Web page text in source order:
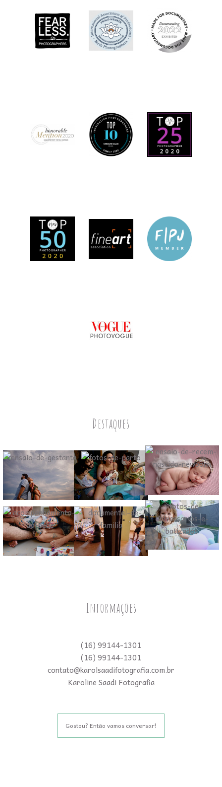
Destaques
Informações
(16) 99144-1301
(16) 99144-1301
contato@karolsaadifotografia.com.br
Karoline Saadi Fotografia
Gostou? Então vamos conversar!